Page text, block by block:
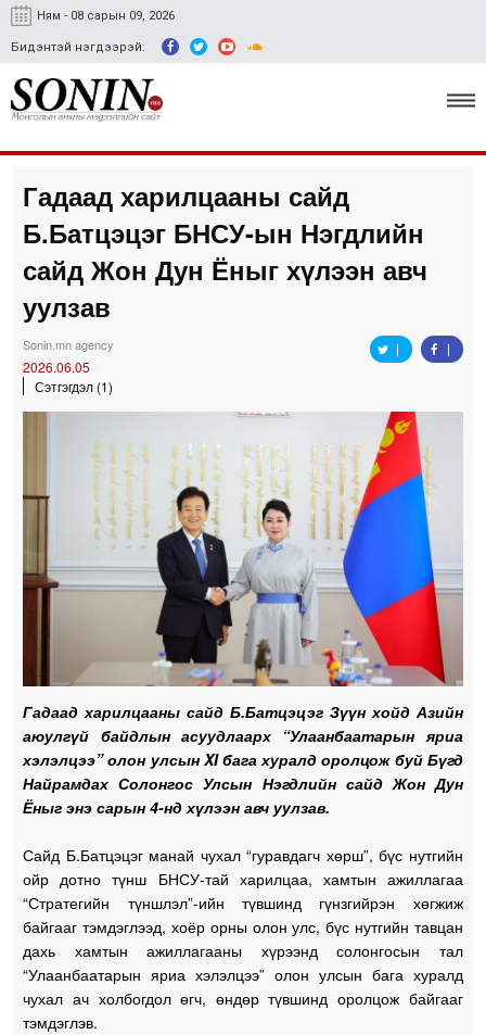
Ням - 08 сарын 09, 2026
Бидэнтэй нэгдээрэй:
Улс төр, эдийн засаг
Гэмт хэрэг
Гадаад харилцааны сайд
Б.Батцэцэг БНСУ-ын Нэгдлийн
сайд Жон Дун Ёныг хүлээн авч
уулзав
Sonin.mn agency
2026.06.05
Сэтгэгдэл (1)
Гадаад харилцааны сайд Б.Батцэцэг Зүүн хойд Азийн
аюулгүй байдлын асуудлаарх “Улаанбаатарын яриа
хэлэлцээ” олон улсын XI бага хуралд оролцож буй Бүгд
Найрамдах Солонгос Улсын Нэгдлийн сайд Жон Дун
Ёныг энэ сарын 4-нд хүлээн авч уулзав.
Сайд Б.Батцэцэг манай чухал “гуравдагч хөрш”, бүс нутгийн
ойр дотно түнш БНСУ-тай харилцаа, хамтын ажиллагаа
“Стратегийн түншлэл”-ийн түвшинд гүнзгийрэн хөгжиж
байгааг тэмдэглээд, хоёр орны олон улс, бүс нутгийн тавцан
дахь хамтын ажиллагааны хүрээнд солонгосын тал
“Улаанбаатарын яриа хэлэлцээ” олон улсын бага хуралд
чухал ач холбогдол өгч, өндөр түвшинд оролцож байгааг
тэмдэглэв.